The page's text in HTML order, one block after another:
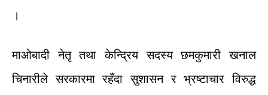
।
माओबादी नेतृ तथा केन्द्रिय सदस्यछमकुमारी खनाल
चिनारीले सरकारमा रहँदा सुशासन र भ्रष्टाचार विरुद्ध